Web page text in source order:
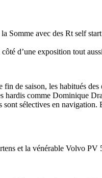
Somme avec des Rt self
d’une exposition tout
de saison, les habitués des
hardis comme Dominique
sélectives en navigation.
et la vénérable Volvo PV